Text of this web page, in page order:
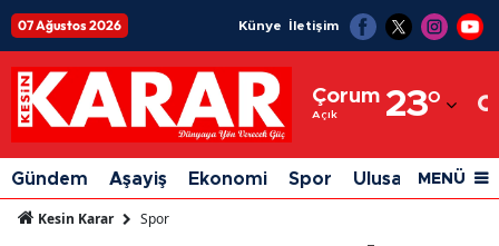
07 Ağustos 2026 Künye İletişim
Çorum
Açık 23°
Adıyaman
Afyonkarahisar
Ağrı
Gündem Aşayiş Ekonomi Spor Ulusal Siyaset
MENÜ
Kesin Karar Spor